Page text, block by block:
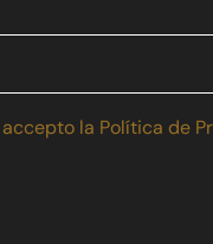
la Política de